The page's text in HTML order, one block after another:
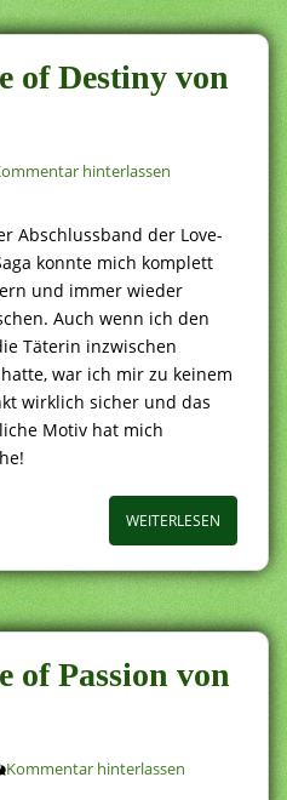
of Destiny von
hinterlassen
Abschlussband der Love-
konnte mich komplett
und immer wieder
Auch wenn ich den
Täterin inzwischen
war ich mir zu keinem
wirklich sicher und das
Motiv hat mich
WEITERLESEN
of Passion von
Kommentar hinterlassen